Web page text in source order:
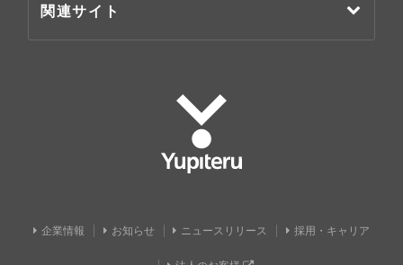
関連サイト
企業情報 お知らせ ニュースリリース 採用・キャリア